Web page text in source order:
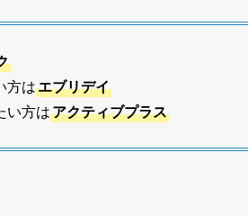
方はエブリデイ
い方はアクティブプラス